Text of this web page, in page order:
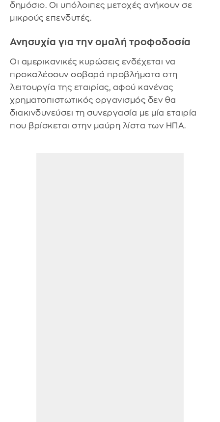
δημόσιο. Οι υπόλοιπες μετοχές ανήκουν σε
μικρούς επενδυτές.
Ανησυχία για την ομαλή τροφοδοσία
Οι αμερικανικές κυρώσεις ενδέχεται να
προκαλέσουν σοβαρά προβλήματα στη
λειτουργία της εταιρίας, αφού κανένας
χρηματοπιστωτικός οργανισμός δεν θα
διακινδυνεύσει τη συνεργασία με μία εταιρία
που βρίσκεται στην μαύρη λίστα των ΗΠΑ.